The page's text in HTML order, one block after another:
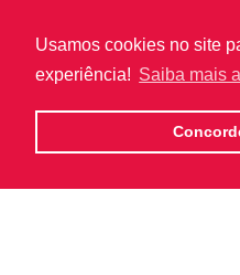
Usamos cookies no site
experiência! Saiba mais